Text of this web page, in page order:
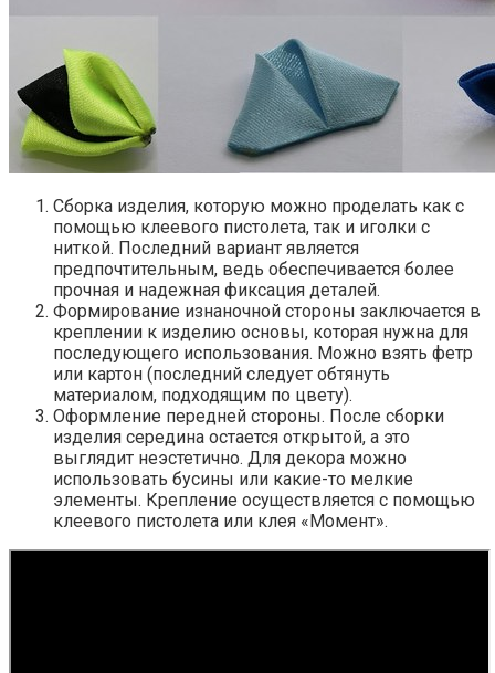
Сборка изделия, которую можно проделать как с
помощью клеевого пистолета, так и иголки с
ниткой. Последний вариант является
предпочтительным, ведь обеспечивается более
прочная и надежная фиксация деталей.
Формирование изнаночной стороны заключается в
креплении к изделию основы, которая нужна для
последующего использования. Можно взять фетр
или картон (последний следует обтянуть
материалом, подходящим по цвету).
Оформление передней стороны. После сборки
изделия середина остается открытой, а это
выглядит неэстетично. Для декора можно
использовать бусины или какие-то мелкие
элементы. Крепление осуществляется с помощью
клеевого пистолета или клея «Момент».